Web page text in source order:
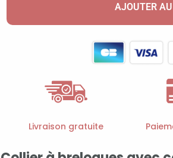
à
AJOUTER
Livraison gratuite